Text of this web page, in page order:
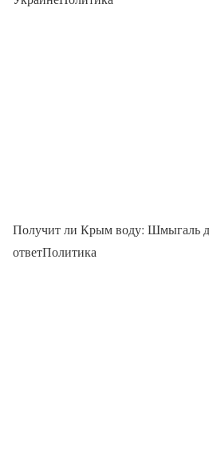
Получит ли Крым воду: Шмыгаль
ответПолитика